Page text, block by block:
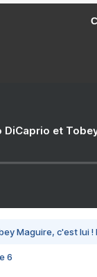
DiCaprio et
Maguire, c'est lui
6